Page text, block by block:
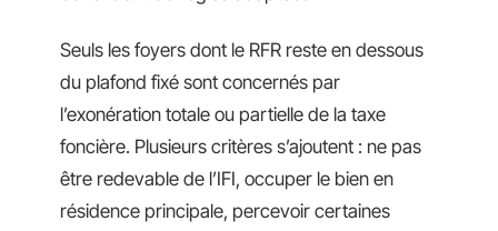
Seuls les foyers dont le RFR reste en dessous
du plafond fixé sont concernés par
l’exonération totale ou partielle de la taxe
foncière. Plusieurs critères s’ajoutent : ne pas
être redevable de l’IFI, occuper le bien en
résidence principale, percevoir certaines